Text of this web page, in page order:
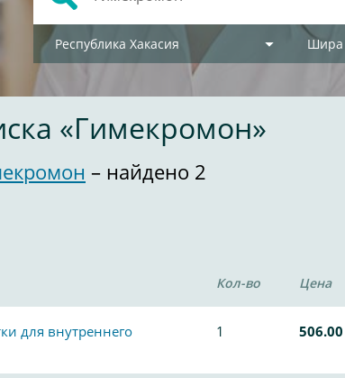
Республика Хакасия Шира
«Гимекромон»
– найдено 2
Кол-во Цена
для внутреннего
1 506.00